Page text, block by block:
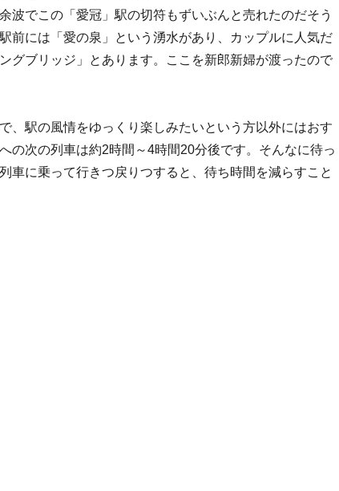
波でこの「愛冠」駅の切符もずいぶんと売れたのだそう
前には「愛の泉」という湧水があり、カップルに人気だ
グブリッジ」とあります。ここを新郎新婦が渡ったので
、駅の風情をゆっくり楽しみたいという方以外にはおす
の次の列車は約2時間～4時間20分後です。そんなに待っ
車に乗って行きつ戻りつすると、待ち時間を減らすこと